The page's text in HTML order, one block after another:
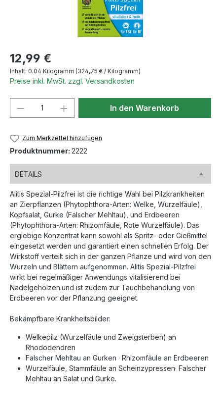
Regulärer Preis:
12,99 €
Inhalt: 0.04 Kilogramm (324,75 € / Kilogramm)
Preise inkl. MwSt. zzgl. Versandkosten
Produkt Anzahl: Gib denIn den Warenkorb
Zum Merkzettel hinzufügen
Produktnummer: 2222
DETAILS
Alitis Spezial-Pilzfrei ist die richtige Wahl bei Pilzkrankheiten
an Zierpflanzen (Phytophthora-Arten: Welke, Wurzelfäule),
Kopfsalat, Gurke (Falscher Mehltau), und Erdbeeren
(Phytophthora-Arten: Rhizomfäule, Rote Wurzelfäule). Das
ergiebige Konzentrat kann sowohl als Spritz- oder Gießmittel
eingesetzt werden und garantiert einen schnellen Erfolg. Der
Wirkstoff verteilt sich in der ganzen Pflanze und wird von den
Wurzeln und Blättern aufgenommen. Alitis Spezial-Pilzfrei
wirkt bei regelmäßiger Anwendungs vitalisierend bei
Nadelgehölzen.und ist zudem zur Tauchbehandlung von
Erdbeeren vor der Pflanzung geeignet.
Bekämpfbare Krankheitsbilder:
Welkepilz (Wurzelfäule und Zweigsterben) an
Rhododendren
Falscher Mehltau an Gurken · Rhizomfäule an Erdbeeren
Wurzelfäule, Stammfäule an Scheinzypressen· Falscher
Mehltau an Salat und Gurke.